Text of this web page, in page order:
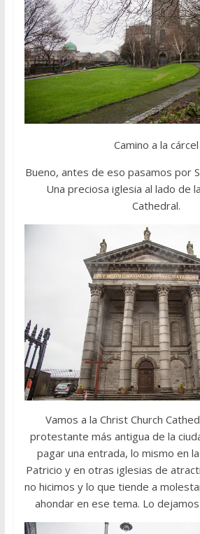
Camino a la cárcel
Bueno, antes de eso pasamos por
Una preciosa iglesia al lado de
Cathedral.
Vamos a la Christ Church
protestante más antigua de la
pagar una entrada, lo mismo en
Patricio y en otras iglesias de
no hicimos y lo que tiende a
ahondar en ese tema. Lo